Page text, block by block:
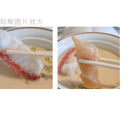
點擊圖片放大